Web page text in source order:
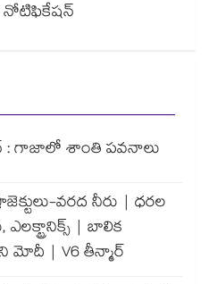
నోటిఫికేషన్
: గాజాలో శాంతి పవనాలు
వరద నీరు | ధరల
ఎలక్ట్రానిక్స్ | బాలిక
మోదీ | V6 తీన్మార్